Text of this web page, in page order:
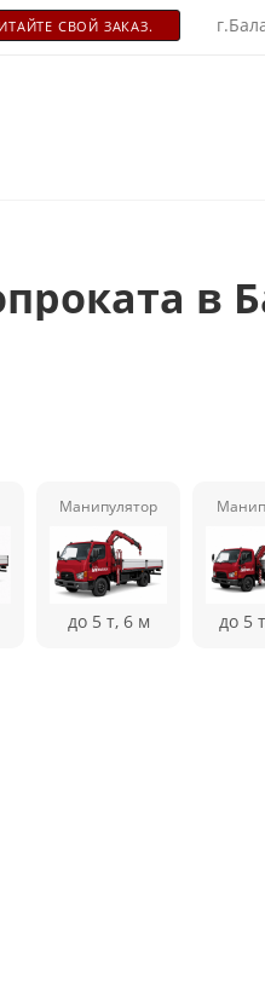
СВОЙ ЗАКАЗ.
в
Манипулятор
до 5 т, 6 м до 5